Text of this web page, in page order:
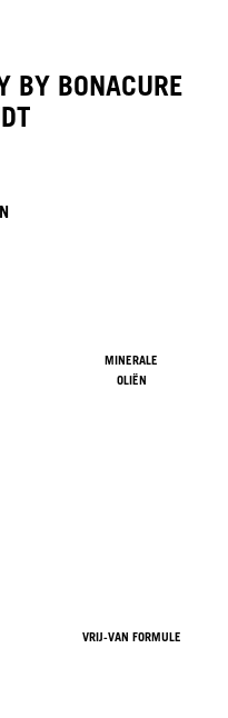
BY BONACURE
MINERALE
OLIËN
VRIJ-VAN FORMULE